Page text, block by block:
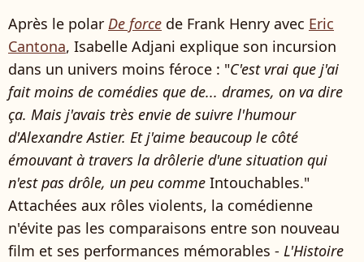
Après le polar De force de Frank Henry avec Eric
Cantona, Isabelle Adjani explique son incursion
dans un univers moins féroce : "C'est vrai que j'ai
fait moins de comédies que de... drames, on va dire
ça. Mais j'avais très envie de suivre l'humour
d'Alexandre Astier. Et j'aime beaucoup le côté
émouvant à travers la drôlerie d'une situation qui
n'est pas drôle, un peu comme Intouchables."
Attachées aux rôles violents, la comédienne
n'évite pas les comparaisons entre son nouveau
film et ses performances mémorables - L'Histoire